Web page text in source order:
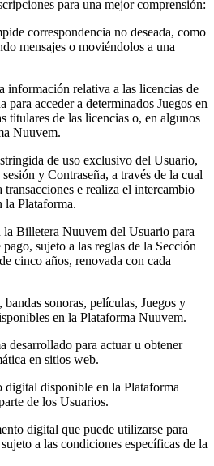
para una mejor comprensión:
correspondencia no deseada, como
mensajes o moviéndolos a una
información relativa a las licencias de
para acceder a determinados Juegos en
titulares de las licencias o, en algunos
Nuuvem.
de uso exclusivo del Usuario,
y Contraseña, a través de la cual
e realiza el intercambio
la Plataforma.
Billetera Nuuvem del Usuario para
sujeto a las reglas de la Sección
cinco años, renovada con cada
bandas sonoras, películas, Juegos y
en la Plataforma Nuuvem.
desarrollado para actuar u obtener
en sitios web.
digital disponible en la Plataforma
de los Usuarios.
digital que puede utilizarse para
a las condiciones específicas de la